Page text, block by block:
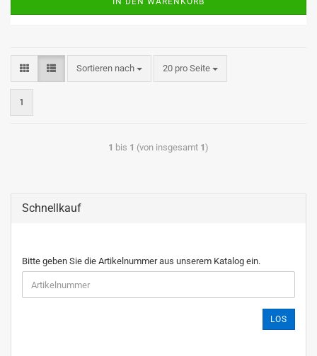
Sortieren nach 20 pro Seite
1
1 bis 1 (von insgesamt 1)
Schnellkauf
Bitte geben Sie die Artikelnummer aus unserem Katalog ein.
LOS